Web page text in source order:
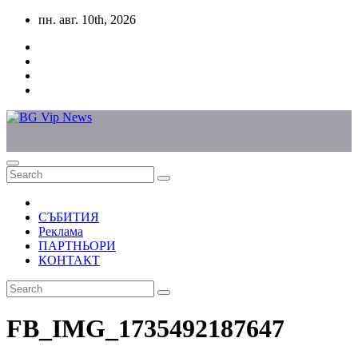
Skip
content
пн. авг. 10th, 2026
СЪБИТИЯ
Реклама
ПАРТНЬОРИ
КОНТАКТ
FB_IMG_1735492187647